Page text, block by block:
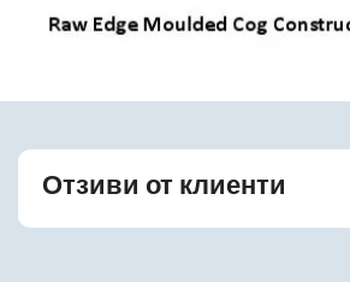
Отзиви от клиенти